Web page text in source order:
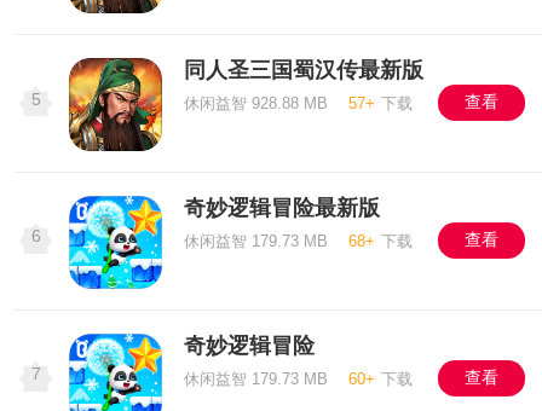
5
同人圣三国蜀汉传最新版
休闲益智 928.88 MB 57+ 下载 查看
6
奇妙逻辑冒险最新版
休闲益智 179.73 MB 68+ 下载 查看
7
奇妙逻辑冒险
休闲益智 179.73 MB 60+ 下载 查看